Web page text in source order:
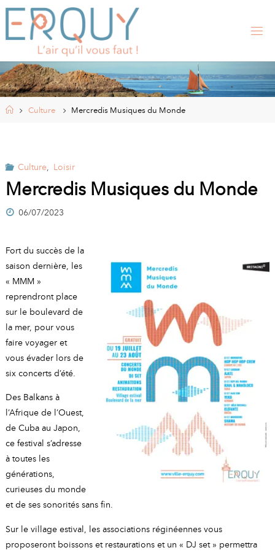
Skip
content
RQ
UY
, SI
EL
AI
R
HomeCulture Mercredis Musiques du Monde
Culture, Loisir
Mercredis Musiques du Monde
06/07/2023
Fort du succès de la
saison dernière, les
« MMM »
reprendront place
sur le boulevard de
la mer, pour vous
faire voyager et
vous évader lors de
six concerts d’été.
Des Balkans à
l’Afrique de l’Ouest,
de Cuba au Japon,
ce festival s’adresse
à toutes les
générations,
curieuses du monde
et de ses sonorités sans fin.
Sur le village estival, les associations réginéennes vous
proposeront boissons et restaurations et un « DJ set » permettra